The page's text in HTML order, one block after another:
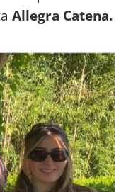
Allegra Catena.